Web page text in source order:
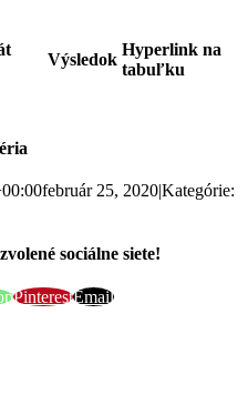
Výsledok
Hyperlink na
tabuľku
február 25, 2020|Kategórie:
sociálne siete!
PinterestEmail